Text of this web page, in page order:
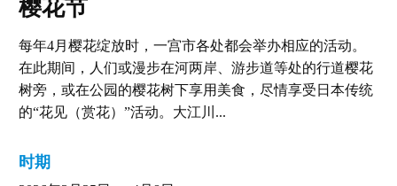
樱花节
每年4月樱花绽放时，一宫市各处都会举办相应的活动。
在此期间，人们或漫步在河两岸、游步道等处的行道樱花
树旁，或在公园的樱花树下享用美食，尽情享受日本传统
的“花见（赏花）”活动。大江川...
时期